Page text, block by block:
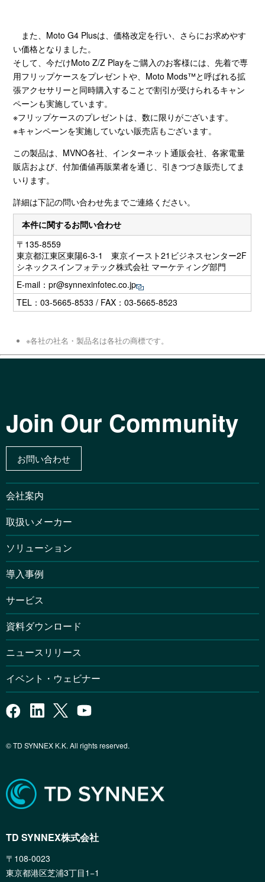
また、Moto G4 Plusは、価格改定を行い、さらにお求めやす
い価格となりました。
そして、今だけMoto Z/Z Playをご購入のお客様には、先着で専
用フリップケースをプレゼントや、Moto Mods™と呼ばれる拡
張アクセサリーと同時購入することで割引が受けられるキャン
ペーンも実施しています。
※フリップケースのプレゼントは、数に限りがございます。
※キャンペーンを実施していない販売店もございます。
この製品は、MVNO各社、インターネット通販会社、各家電量
販店および、付加価値再販業者を通じ、引きつづき販売してま
いります。
詳細は下記の問い合わせ先までご連絡ください。
本件に関するお問い合わせ
〒135-8559
東京都江東区東陽6-3-1 東京イースト21ビジネスセンター2F
シネックスインフォテック株式会社 マーケティング部門
E-mail：pr@synnexinfotec.co.jp
TEL：03-5665-8533 / FAX：03-5665-8523
※各社の社名・製品名は各社の商標です。
Join Our Community
お問い合わせ
会社案内
取扱いメーカー
ソリューション
導入事例
サービス
資料ダウンロード
ニュースリリース
イベント・ウェビナー
© TD SYNNEX K.K. All rights reserved.
TD SYNNEX株式会社
〒108-0023
東京都港区芝浦3丁目1−1